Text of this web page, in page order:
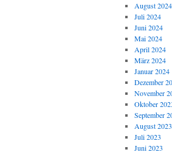
August 2024
Juli 2024
Juni 2024
Mai 2024
April 2024
März 2024
Januar 2024
Dezember
November
Oktober
September
August 2023
Juli 2023
Juni 2023